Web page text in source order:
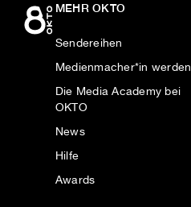
MEHR OKTO
Sendereihen
Medienmacher*in werden
Die Media Academy bei
OKTO
News
Hilfe
Awards